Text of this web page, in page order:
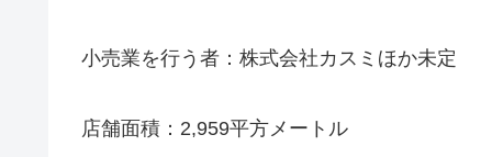
小売業を行う者：株式会社カスミほか未定
店舗面積：2,959平方メートル